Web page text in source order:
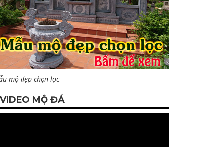
mộ đẹp chọn lọc
VIDEO MỘ ĐÁ